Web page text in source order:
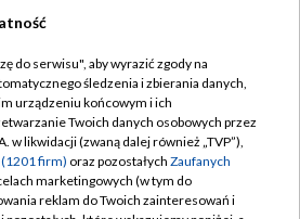
TVP
Regulamin TVP
prywatności
Moje zgody
do serwisu", aby wyrazić zgody na
śledzenia i zbierania danych,
urządzeniu końcowym i ich
Twoich danych osobowych przez
w likwidacji (zwaną dalej również „TVP”),
firm) oraz pozostałych Zaufanych
marketingowych (w tym do
reklam do Twoich zainteresowań i